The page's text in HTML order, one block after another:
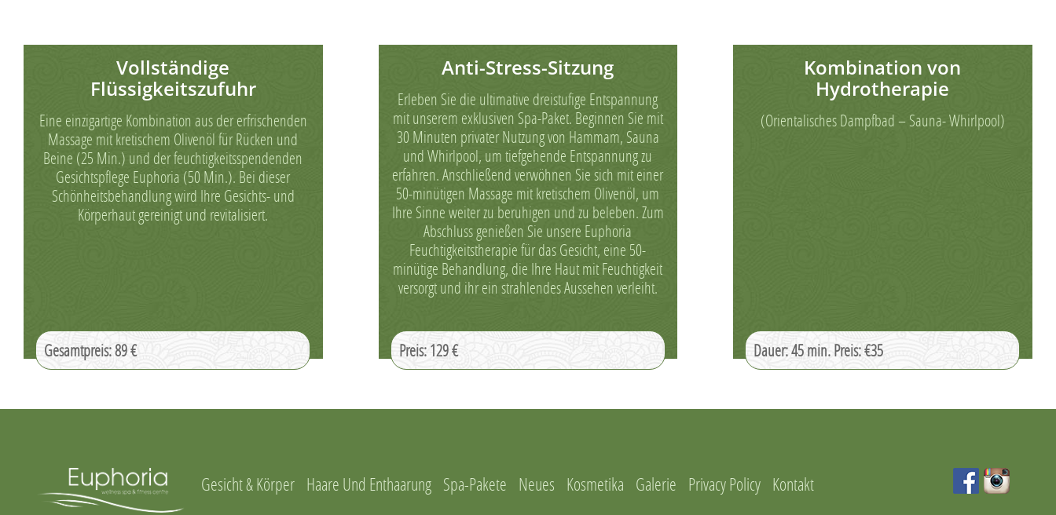
Vollständige
Flüssigkeitszufuhr
Eine einzigartige Kombination aus der erfrischenden
Massage mit kretischem Olivenöl für Rücken und
Beine (25 Min.) und der feuchtigkeitsspendenden
Gesichtspflege Euphoria (50 Min.). Bei dieser
Schönheitsbehandlung wird Ihre Gesichts- und
Körperhaut gereinigt und revitalisiert.
Gesamtpreis: 89 €
Anti-Stress-Sitzung
Erleben Sie die ultimative dreistufige Entspannung
mit unserem exklusiven Spa-Paket. Beginnen Sie mit
30 Minuten privater Nutzung von Hammam, Sauna
und Whirlpool, um tiefgehende Entspannung zu
erfahren. Anschließend verwöhnen Sie sich mit einer
50-minütigen Massage mit kretischem Olivenöl, um
Ihre Sinne weiter zu beruhigen und zu beleben. Zum
Abschluss genießen Sie unsere Euphoria
Feuchtigkeitstherapie für das Gesicht, eine 50-
minütige Behandlung, die Ihre Haut mit Feuchtigkeit
versorgt und ihr ein strahlendes Aussehen verleiht.
Preis: 129 €
Kombination von
Hydrotherapie
(Orientalisches Dampfbad – Sauna- Whirlpool)
Dauer: 45 min. Preis: €35
Gesicht & Körper Haare Und Enthaarung Spa-Pakete Neues Kosmetika Galerie Privacy Policy Kontakt